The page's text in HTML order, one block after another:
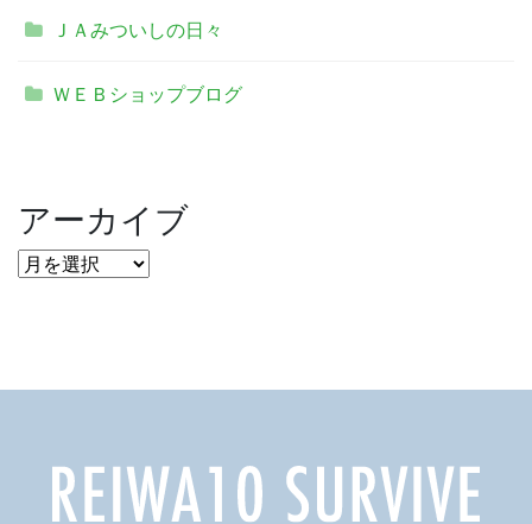
ＪＡみついしの日々
ＷＥＢショップブログ
アーカイブ
ア